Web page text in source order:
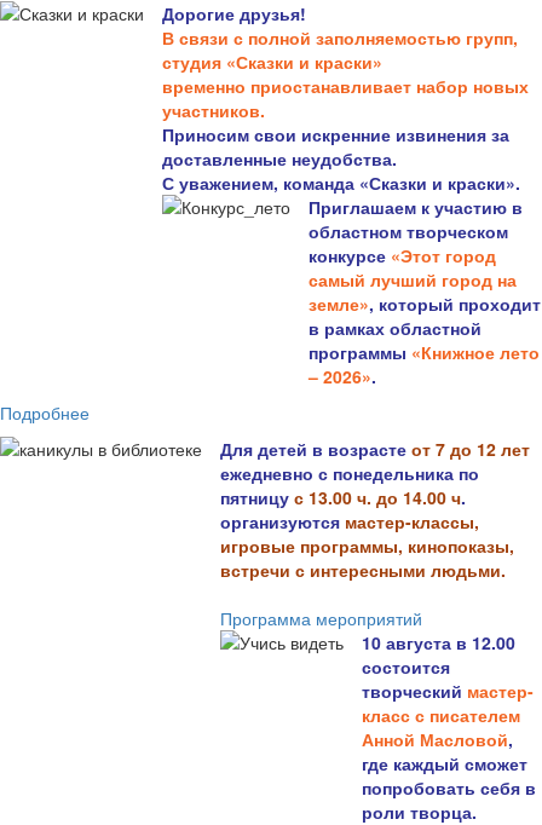
Дорогие друзья!
В связи с полной заполняемостью групп,
студия «Сказки и краски»
временно приостанавливает набор новых
участников.
Приносим свои искренние извинения за
доставленные неудобства.
С уважением, команда «Сказки и краски».
Приглашаем к участию в
областном творческом
конкурсе «Этот город
самый лучший город на
земле», который проходит
в рамках областной
программы «Книжное лето
– 2026».
Подробнее
Для детей в возрасте от 7 до 12 лет
ежедневно с понедельника по
пятницу с 13.00 ч. до 14.00 ч.
организуются мастер-классы,
игровые программы, кинопоказы,
встречи с интересными людьми.
Программа мероприятий
10 августа в 12.00
состоится
творческий мастер-
класс с писателем
Анной Масловой,
где каждый сможет
попробовать себя в
роли творца.